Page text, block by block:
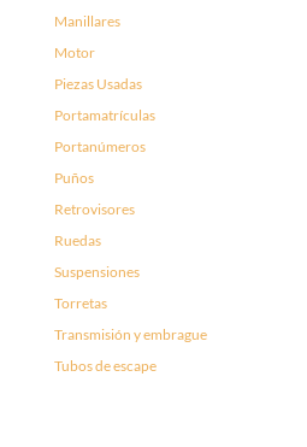
Manillares
Motor
Piezas Usadas
Portamatrículas
Portanúmeros
Puños
Retrovisores
Ruedas
Suspensiones
Torretas
Transmisión y embrague
Tubos de escape